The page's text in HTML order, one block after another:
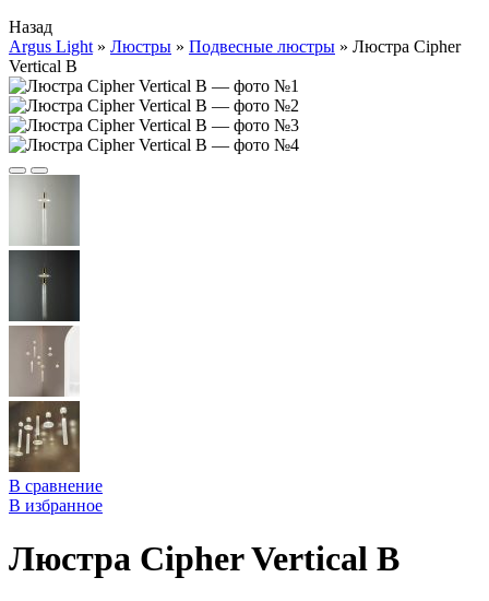
Назад
Argus Light » Люстры » Подвесные люстры » Люстра Cipher
Vertical B
В сравнение
В избранное
Люстра Cipher Vertical B